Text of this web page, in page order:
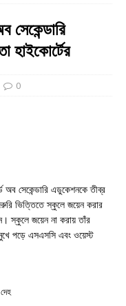
হাইকোর্টের
0
অব সেকেন্ডারি এডুকেশনকে তীব্র
ভিত্তিতে স্কুলে জয়েন করার
স্কুলে জয়েন না করায় তাঁর
পড়ে এসএসসি এবং ওয়েস্ট